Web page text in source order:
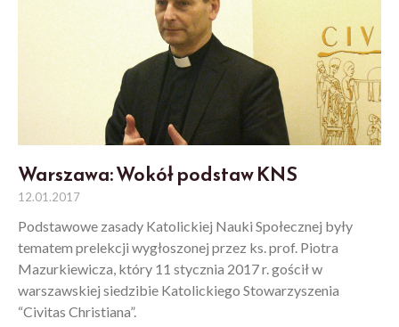
Warszawa: Wokół podstaw KNS
12.01.2017
Podstawowe zasady Katolickiej Nauki Społecznej były
tematem prelekcji wygłoszonej przez ks. prof. Piotra
Mazurkiewicza, który 11 stycznia 2017 r. gościł w
warszawskiej siedzibie Katolickiego Stowarzyszenia
“Civitas Christiana”.